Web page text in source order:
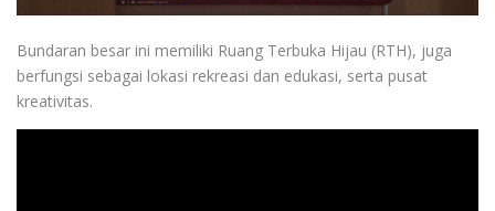
Bundaran besar ini memiliki Ruang Terbuka Hijau (RTH), juga
berfungsi sebagai lokasi rekreasi dan edukasi, serta pusat
kreativitas.